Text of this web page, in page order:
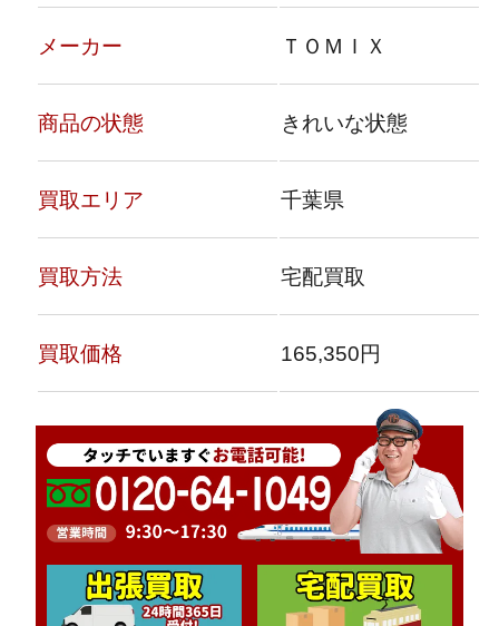
メーカー ＴＯＭＩＸ
商品の状態 きれいな状態
買取エリア 千葉県
買取方法 宅配買取
買取価格 165,350円